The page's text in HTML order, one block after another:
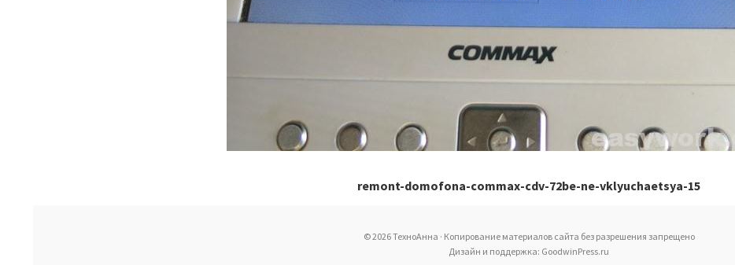
remont-domofona-commax-cdv-72be-ne-vklyuchaetsya-15
© 2026 ТехноАнна · Копирование материалов сайта без разрешения запрещено
Дизайн и поддержка: GoodwinPress.ru